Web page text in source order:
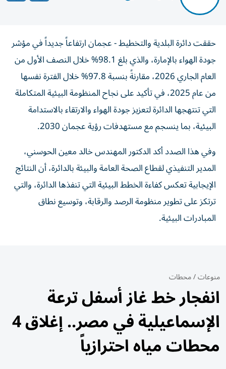
حققت دائرة البلدية والتخطيط - عجمان ارتفاعاً جديداً في مؤشر
جودة الهواء بالإمارة، والذي بلغ 98.1% خلال النصف الأول من
العام الجاري 2026، مقارنةً بنسبة 97.8% خلال الفترة نفسها
من عام 2025، في تأكيد على نجاح المنظومة البيئية المتكاملة
التي تنتهجها الدائرة لتعزيز جودة الهواء والارتقاء بالاستدامة
البيئية، بما ينسجم مع مستهدفات رؤية عجمان 2030.
وفي هذا الصدد أكد الدكتور المهندس خالد معين الحوسني،
المدير التنفيذي لقطاع الصحة العامة والبيئة بالدائرة، أن النتائج
الإيجابية تعكس كفاءة الخطط البيئية التي تنفذها الدائرة، والتي
ترتكز على تطوير منظومة الرصد والرقابة، وتوسيع نطاق
المبادرات البيئية.
منوعات/محطات
انفجار خط غاز أسفل ترعة
الإسماعيلية في مصر.. إغلاق 4
محطات مياه احترازياً